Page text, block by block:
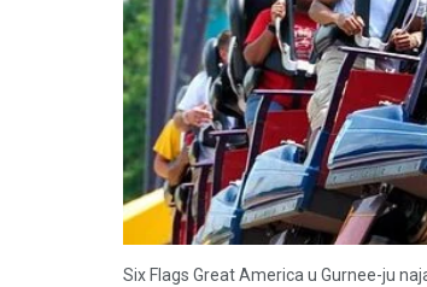
Six Flags Great America u Gurnee-ju